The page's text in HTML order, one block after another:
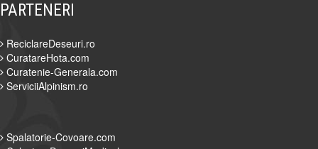
PARTENERI
ReciclareDeseuri.ro
CuratareHota.com
Curatenie-Generala.com
ServiciiAlpinism.ro
Spalatorie-Covoare.com